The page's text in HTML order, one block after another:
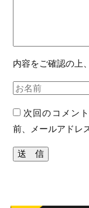
内容をご確認の上
次回のコメン
前、メールアドレ